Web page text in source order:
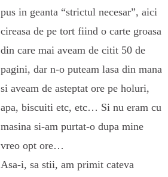
pus in geanta “strictul necesar”, aici
cireasa de pe tort fiind o carte groasa
din care mai aveam de citit 50 de
pagini, dar n-o puteam lasa din mana
si aveam de asteptat ore pe holuri,
apa, biscuiti etc, etc… Si nu eram cu
masina si-am purtat-o dupa mine
vreo opt ore…
Asa-i, sa stii, am primit cateva